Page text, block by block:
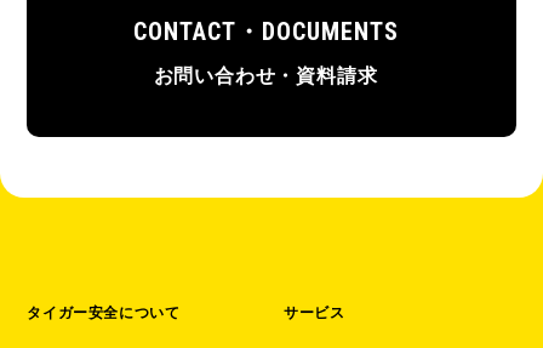
CONTACT・DOCUMENTS
お問い合わせ・資料請求
タイガー安全について サービス